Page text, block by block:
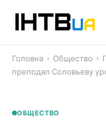
Головна › Общество ›
преподал Соловьеву
ОБЩЕСТВО